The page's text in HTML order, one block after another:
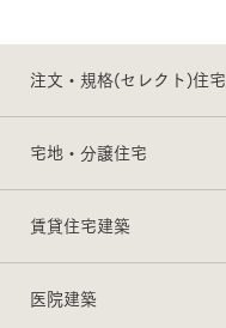
注文・規格(セレクト)住宅
宅地・分譲住宅
賃貸住宅建築
医院建築